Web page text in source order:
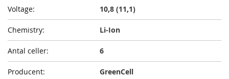
10,8 (11,1)
Li-Ion
6
GreenCell